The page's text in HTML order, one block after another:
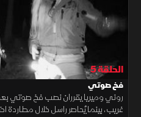
الحلقة 5
فخ صوتي
روني وميريا يقرران نصب فخ صوتي
غريب، بينما يُحاصر راسل خلال